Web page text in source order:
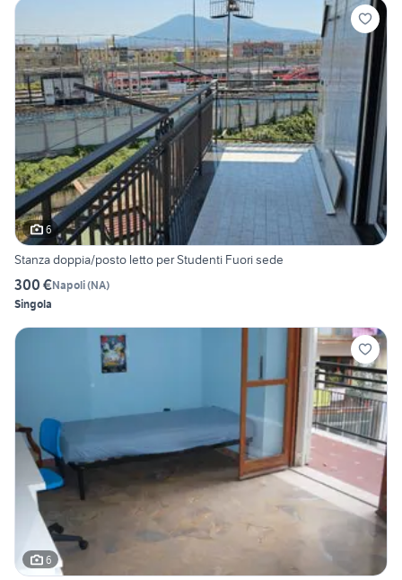
6
Stanza doppia/posto letto per Studenti Fuori sede
300 €Napoli(NA)
Singola
6